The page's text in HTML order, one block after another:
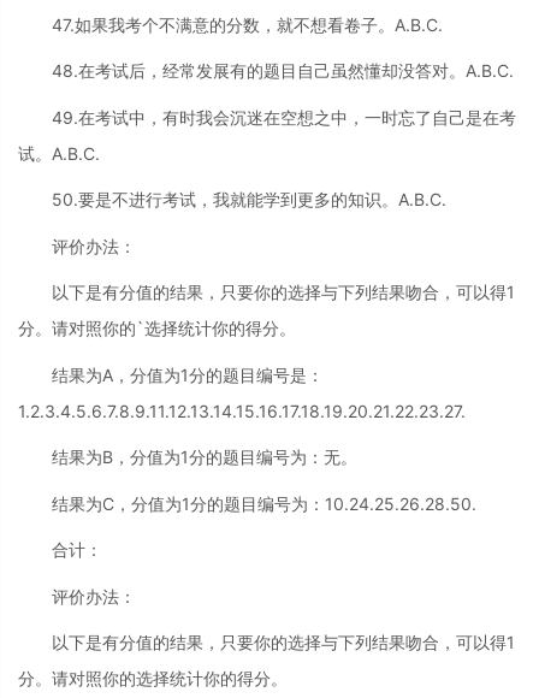
47.如果我考个不满意的分数，就不想看卷子。A.B.C.
48.在考试后，经常发展有的题目自己虽然懂却没答对。A.B.C.
49.在考试中，有时我会沉迷在空想之中，一时忘了自己是在考
试。A.B.C.
50.要是不进行考试，我就能学到更多的知识。A.B.C.
评价办法：
以下是有分值的结果，只要你的选择与下列结果吻合，可以得1
分。请对照你的`选择统计你的得分。
结果为A，分值为1分的题目编号是：
1.2.3.4.5.6.7.8.9.11.12.13.14.15.16.17.18.19.20.21.22.23.27.
结果为B，分值为1分的题目编号为：无。
结果为C，分值为1分的题目编号为：10.24.25.26.28.50.
合计：
评价办法：
以下是有分值的结果，只要你的选择与下列结果吻合，可以得1
分。请对照你的选择统计你的得分。